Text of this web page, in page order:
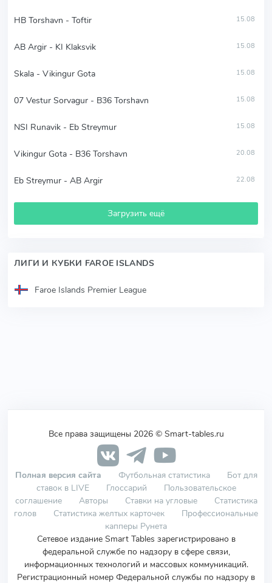
HB Torshavn - Toftir 15.08
AB Argir - KI Klaksvik 15.08
Skala - Vikingur Gota 15.08
07 Vestur Sorvagur - B36 Torshavn 15.08
NSI Runavik - Eb Streymur 15.08
Vikingur Gota - B36 Torshavn 20.08
Eb Streymur - AB Argir 22.08
Загрузить ещё
ЛИГИ И КУБКИ FAROE ISLANDS
Faroe Islands Premier League
Все права защищены 2026 © Smart-tables.ru
Полная версия сайта Футбольная статистика
Бот для
ставок в LIVE
Глоссарий
Пользовательское
соглашение
Авторы Ставки на угловые
Статистика
голов
Статистика желтых карточек
Профессиональные
капперы Рунета
Сетевое издание Smart Tables зарегистрировано в
федеральной службе по надзору в сфере связи,
информационных технологий и массовых коммуникаций.
Регистрационный номер Федеральной службы по надзору в